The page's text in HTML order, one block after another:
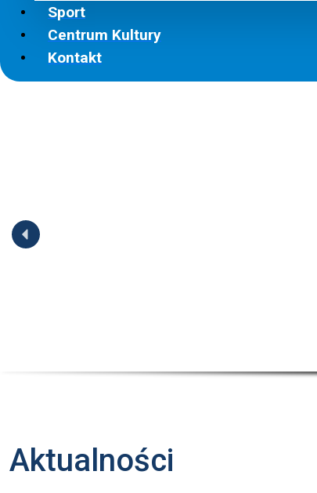
Sport
Centrum Kultury
Kontakt
Aktualności